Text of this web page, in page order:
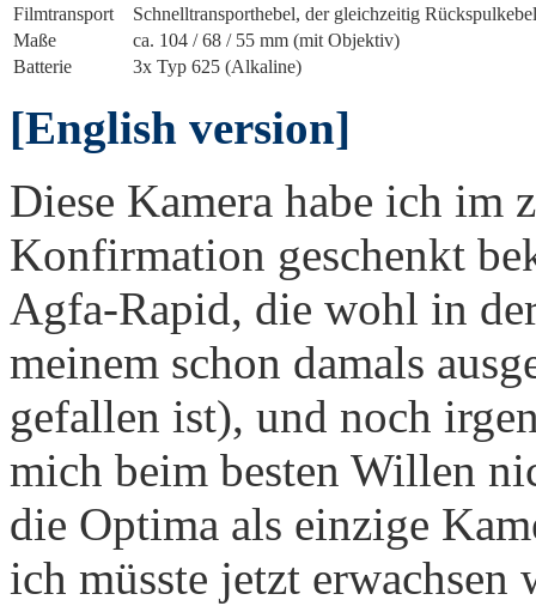
Film­transport
Schnelltransporthebel, der gleichzeitig
Maße
ca. 104 / 68 / 55 mm (mit Objektiv)
Batterie
3x Typ 625 (Alkaline)
[English version]
Diese Kamera habe ich im
Konfirmation geschenkt
Agfa-Rapid, die wohl in
meinem schon damals
gefallen ist), und noch
mich beim besten Willen
die Optima als einzige
ich müsste jetzt